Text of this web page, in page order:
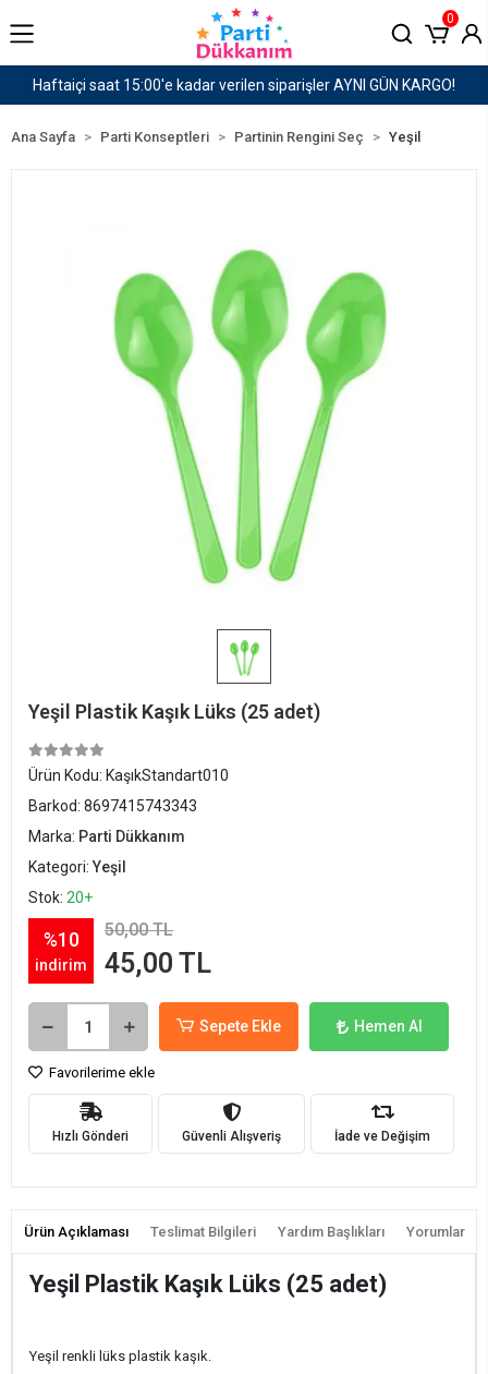
GÜN KARGO! 1500 TL ve Üzeri Kargo
0
Ana Sayfa Parti Konseptleri Partinin Rengini Seç Yeşil
Yeşil Plastik Kaşık Lüks (25 adet)
Ürün Kodu: KaşıkStandart010
Barkod: 8697415743343
Marka: Parti Dükkanım
Kategori:Yeşil
Stok: 20+
%10
indirim
50,00 TL
45,00 TL
Sepete Ekle Hemen Al
Favorilerime ekle
Hızlı Gönderi Güvenli Alışveriş İade ve Değişim
Ürün Açıklaması Teslimat Bilgileri Yardım Başlıkları Yorumlar
Yeşil Plastik Kaşık Lüks (25 adet)
Yeşil renkli lüks plastik kaşık.